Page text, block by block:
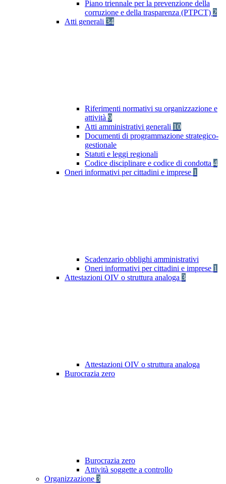
Piano triennale per la prevenzione della
corruzione e della trasparenza (PTPCT) 2
Atti generali 34
Riferimenti normativi su organizzazione e
attività 9
Atti amministrativi generali 10
Documenti di programmazione strategico-
gestionale
Statuti e leggi regionali
Codice disciplinare e codice di condotta 4
Oneri informativi per cittadini e imprese 1
Scadenzario obblighi amministrativi
Oneri informativi per cittadini e imprese 1
Attestazioni OIV o struttura analoga 3
Attestazioni OIV o struttura analoga
Burocrazia zero
Burocrazia zero
Attività soggette a controllo
Organizzazione 3